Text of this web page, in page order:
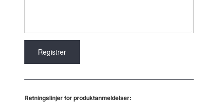
Retningslinjer for produktanmeldelser: